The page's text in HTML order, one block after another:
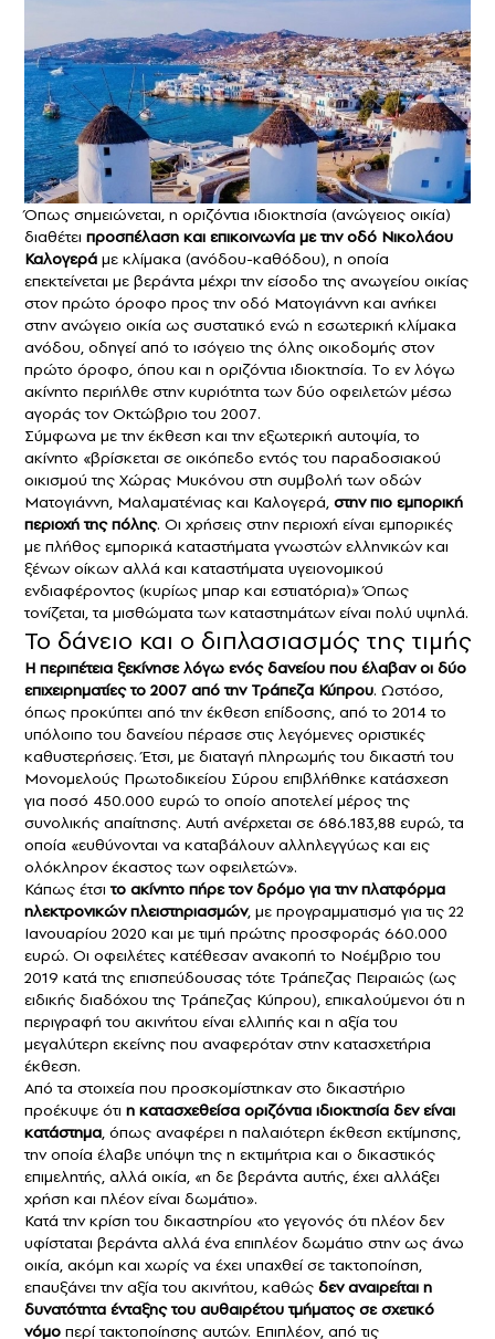
Όπως σημειώνεται, η οριζόντια ιδιοκτησία (ανώγειος οικία)
διαθέτει προσπέλαση και επικοινωνία με την οδό Νικολάου
Καλογερά με κλίμακα (ανόδου-καθόδου), η οποία
επεκτείνεται με βεράντα μέχρι την είσοδο της ανωγείου οικίας
στον πρώτο όροφο προς την οδό Ματογιάννη και ανήκει
στην ανώγειο οικία ως συστατικό ενώ η εσωτερική κλίμακα
ανόδου, οδηγεί από το ισόγειο της όλης οικοδομής στον
πρώτο όροφο, όπου και η οριζόντια ιδιοκτησία. Το εν λόγω
ακίνητο περιήλθε στην κυριότητα των δύο οφειλετών μέσω
αγοράς τον Οκτώβριο του 2007.
Σύμφωνα με την έκθεση και την εξωτερική αυτοψία, το
ακίνητο «βρίσκεται σε οικόπεδο εντός του παραδοσιακού
οικισμού της Χώρας Μυκόνου στη συμβολή των οδών
Ματογιάννη, Μαλαματένιας και Καλογερά, στην πιο εμπορική
περιοχή της πόλης. Οι χρήσεις στην περιοχή είναι εμπορικές
με πλήθος εμπορικά καταστήματα γνωστών ελληνικών και
ξένων οίκων αλλά και καταστήματα υγειονομικού
ενδιαφέροντος (κυρίως μπαρ και εστιατόρια)» Όπως
τονίζεται, τα μισθώματα των καταστημάτων είναι πολύ υψηλά.
Το δάνειο και ο διπλασιασμός της τιμής
Η περιπέτεια ξεκίνησε λόγω ενός δανείου που έλαβαν οι δύο
επιχειρηματίες το 2007 από την Τράπεζα Κύπρου. Ωστόσο,
όπως προκύπτει από την έκθεση επίδοσης, από το 2014 το
υπόλοιπο του δανείου πέρασε στις λεγόμενες οριστικές
καθυστερήσεις. Έτσι, με διαταγή πληρωμής του δικαστή του
Μονομελούς Πρωτοδικείου Σύρου επιβλήθηκε κατάσχεση
για ποσό 450.000 ευρώ το οποίο αποτελεί μέρος της
συνολικής απαίτησης. Αυτή ανέρχεται σε 686.183,88 ευρώ, τα
οποία «ευθύνονται να καταβάλουν αλληλεγγύως και εις
ολόκληρον έκαστος των οφειλετών».
Κάπως έτσι το ακίνητο πήρε τον δρόμο για την πλατφόρμα
ηλεκτρονικών πλειστηριασμών, με προγραμματισμό για τις 22
Ιανουαρίου 2020 και με τιμή πρώτης προσφοράς 660.000
ευρώ. Οι οφειλέτες κατέθεσαν ανακοπή το Νοέμβριο του
2019 κατά της επισπεύδουσας τότε Τράπεζας Πειραιώς (ως
ειδικής διαδόχου της Τράπεζας Κύπρου), επικαλούμενοι ότι η
περιγραφή του ακινήτου είναι ελλιπής και η αξία του
μεγαλύτερη εκείνης που αναφερόταν στην κατασχετήρια
έκθεση.
Από τα στοιχεία που προσκομίστηκαν στο δικαστήριο
προέκυψε ότι η κατασχεθείσα οριζόντια ιδιοκτησία δεν είναι
κατάστημα, όπως αναφέρει η παλαιότερη έκθεση εκτίμησης,
την οποία έλαβε υπόψη της η εκτιμήτρια και ο δικαστικός
επιμελητής, αλλά οικία, «η δε βεράντα αυτής, έχει αλλάξει
χρήση και πλέον είναι δωμάτιο».
Κατά την κρίση του δικαστηρίου «το γεγονός ότι πλέον δεν
υφίσταται βεράντα αλλά ένα επιπλέον δωμάτιο στην ως άνω
οικία, ακόμη και χωρίς να έχει υπαχθεί σε τακτοποίηση,
επαυξάνει την αξία του ακινήτου, καθώς δεν αναιρείται η
δυνατότητα ένταξης του αυθαιρέτου τμήματος σε σχετικό
νόμο περί τακτοποίησης αυτών. Επιπλέον, από τις